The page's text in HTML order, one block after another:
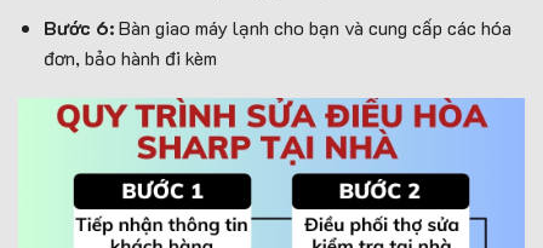
Bước 6:Bàn giao máy lạnh cho bạn và cung cấp các hóa
đơn, bảo hành đi kèm